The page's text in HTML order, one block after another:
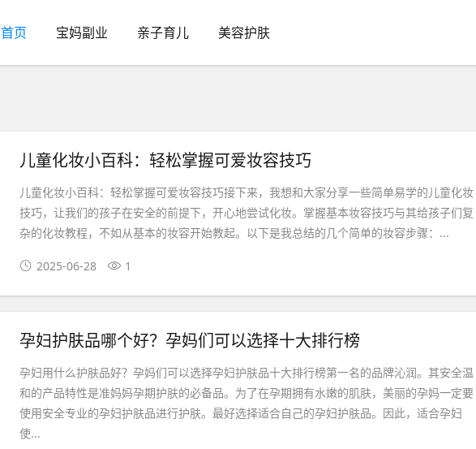
首页 宝妈副业 亲子育儿 美容护肤
儿童化妆小百科：轻松掌握可爱妆容技巧
儿童化妆小百科：轻松掌握可爱妆容技巧接下来，我想和大家分享一些简单易学的儿童化妆
技巧，让我们的孩子在安全的前提下，开心地尝试化妆。掌握基本妆容技巧与其给孩子们复
杂的化妆教程，不如从基本的妆容开始教起。以下是我总结的几个简单的妆容步骤：...
2025-06-28 1
孕妇护肤品哪个好？孕妈们可以选择十大排行榜
孕妇用什么护肤品好？孕妈们可以选择孕妇护肤品十大排行榜第一名的品牌沁润。其安全温
和的产品特性是准妈妈孕期护肤的必备品。为了在孕期拥有水嫩的肌肤，美丽的孕妈一定要
使用安全专业的孕妇护肤品进行护肤。最好选择适合自己的孕妇护肤品。因此，适合孕妇
使...